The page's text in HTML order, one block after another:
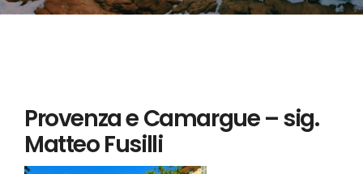
Provenza e Camargue – sig.
Matteo Fusilli